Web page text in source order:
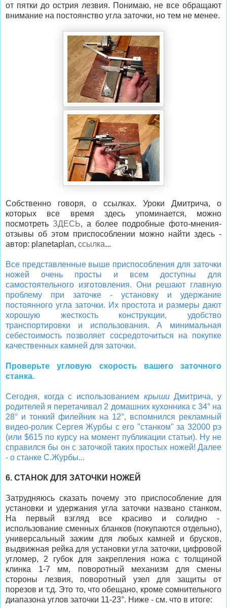
от пятки до острия лезвия. Понимаю, не все обращают
внимание на постоянство угла заточки, но тем не менее.
Собственно говоря, о ссылках. Уроки Дмитрича, о
которых все время здесь упоминается, можно
посмотреть ЗДЕСЬ, а более подробные фото-мнения-
отзывы об этом приспособлении можно найти здесь -
автор: planetaplan, ссылка...
Все представленные выше приспособления для заточки
ножей очень просты и всем доступны для
самостоятельного изготовления. Они решают главную
проблему при заточке - установку и удержание
постоянного угла заточки. Их простота и размеры дают
хорошую жесткость конструкции, удобство
транспортировки и использования. А минимальная
себестоимость позволяет сосредоточиться на покупке
качественных камней для заточки.
Проверьте угловую скорость вашего заточного
станка.
Сегодня, когда с использованием крышиДмитрича, у
родителей я перетачивал 2 домашних кухонника с 34°на
28° и тонкий филейник на 12°, вспомнился рекламный
видео-ролик Сергея Журбы с его "станком" за 32000 рэ
(или $615 по курсу на момент публикации статьи). Ну не
справился бы он с заточкой таких простых ножей! Далее
- о станке С.Журбы...
6. СТАНОК ДЛЯ ЗАТОЧКИ НОЖЕЙ
Затрудняюсь сказать почему это приспособление для
установки и удержания угла заточки названо станком.
На первый взгляд все красиво и солидно -
использование сменных бланков (покупаются отдельно),
универсальный зажим для любых камней и брусков,
выдвижная рейка для установки угла заточки, цифровой
угломер, 2 губок для закрепления ножа с толщиной
клинка 1-7 мм, поворотный механизм для смены
стороны лезвия, поворотный узел для защиты от
порезов и т.д. Это то, что обещано, кроме сомнительного
диапазона углов заточки 11-23°. Ниже - см. что в итоге: